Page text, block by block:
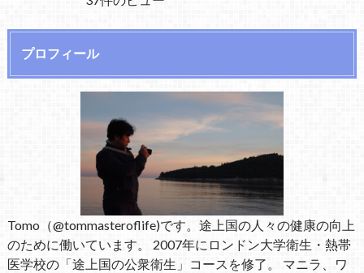
プロフィール
Tomo（@tommasteroflife)です。途上国の人々の健康の向上
のために働いています。 2007年にロンドン大学衛生・熱帯
医学校の「途上国の公衆衛生」コースを修了。 マニラ、ワ